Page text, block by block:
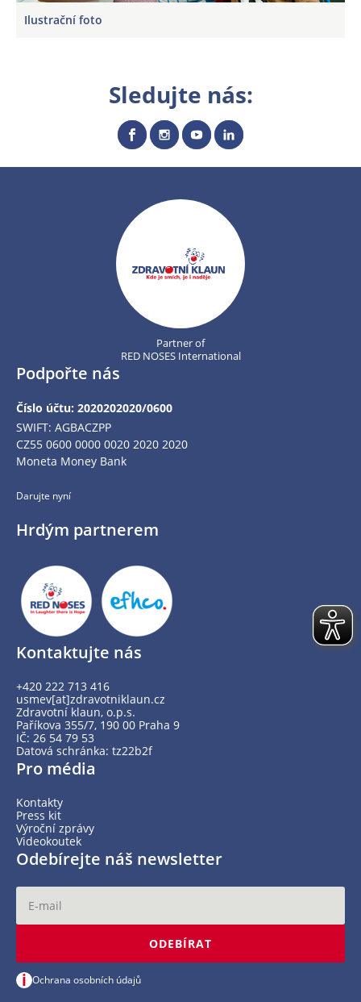
Ilustrační foto
Sledujte nás:
Partner of
RED NOSES International
Podpořte nás
Číslo účtu: 2020202020/0600
SWIFT: AGBACZPP
CZ55 0600 0000 0020 2020 2020
Moneta Money Bank
Darujte nyní
Hrdým partnerem
Kontaktujte nás
+420 222 713 416
usmev[at]zdravotniklaun.cz
Zdravotní klaun, o.p.s.
Paříkova 355/7, 190 00 Praha 9
IČ: 26 54 79 53
Datová schránka: tz22b2f
Pro média
Kontakty
Press kit
Výroční zprávy
Videokoutek
Odebírejte náš newsletter
ODEBÍRAT
i Ochrana osobních údajů